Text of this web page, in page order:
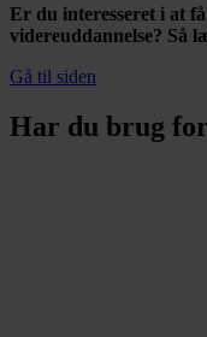
Er du interesseret i at
videreuddannelse? Så
Gå til siden
Har du brug